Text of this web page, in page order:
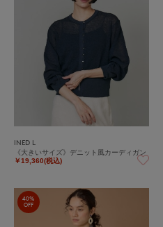
INED L
《大きいサイズ》デニット風カーディガン
￥19,360(税込)
40%
OFF